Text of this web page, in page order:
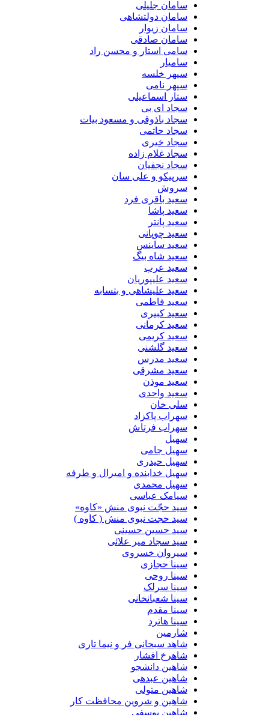
سامان جلیلی
سامان دولتشاهی
سامان زیوار
سامان صادقی
سامی استار و محسن راد
سامیار
سپهر خلسه
سپهر نامی
ستار اسماعیلی
سجاد ای بی
سجاد باذوقی و مسعود بیات
سجاد حاتمی
سجاد خیری
سجاد غلام زاده
سجاد نجفیان
سرپیکو و علی سان
سروش
سعید باقری فرد
سعید پاشا
سعید پانتر
سعید چوپانی
سعید ساینس
سعید شاه بیگ
سعید عرب
سعید علیپوریان
سعید علیشاهی و بتسابه
سعید فاطمی
سعید کبیری
سعید کرمانی
سعید کریمی
سعید گلشنی
سعید مدرس
سعید مشرقی
سعید موذن
سعید واحدی
سلی خان
سهراب پاکزاد
سهراب فرتاش
سهیل
سهیل جامی
سهیل حیدری
سهیل خدابنده و امیرال و طرفه
سهیل محمدی
سیامک عباسی
سید حجّت نبوی منش «کاوه»
سید حجت نبوی منش ( کاوه )
سید حسین حسینى
سید سجاد میر علائی
سیروان خسروی
سینا حجازی
سینا روحی
سینا سرلک
سینا شعبانخانی
سینا مقدم
سینا هاترد
شارمین
شاهد سبحانی فر و نیما تاری
شاهرخ افشار
شاهین دانشجو
شاهین عبدهی
شاهین متولی
شاهین و شروین محافظت کار
شاهین یوسفی